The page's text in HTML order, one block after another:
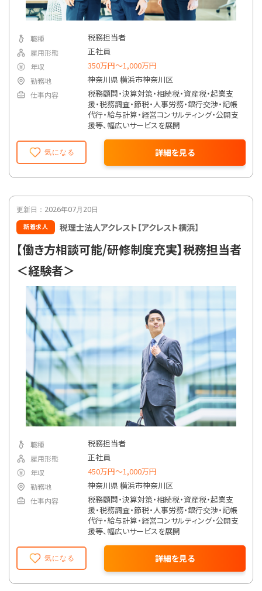
気になる 詳細を見る
職種 税務担当者
雇用形態 正社員
年収 350万円〜1,000万円
勤務地 神奈川県 横浜市神奈川区
仕事内容
税務顧問・決算対策・相続税・資産税・起業支
援・税務調査・節税・人事労務・銀行交渉・記帳
代行・給与計算・経営コンサルティング・公開支
援等、幅広いサービスを展開
更新日：2026年07月20日
新着求人 税理士法人アクレスト【アクレスト横浜】
【働き方相談可能/研修制度充実】税務担当者
＜経験者＞
気になる 詳細を見る
職種 税務担当者
雇用形態 正社員
年収 450万円〜1,000万円
勤務地 神奈川県 横浜市神奈川区
仕事内容
税務顧問・決算対策・相続税・資産税・起業支
援・税務調査・節税・人事労務・銀行交渉・記帳
代行・給与計算・経営コンサルティング・公開支
援等、幅広いサービスを展開